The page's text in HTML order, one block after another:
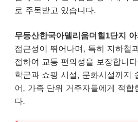
로 주목받고 있습니다.
무등산한국아델리움더힐1단지
접근성이 뛰어나며, 특히 지하철
접하여 교통 편의성을 보장합니
학군과 쇼핑 시설, 문화시설까지
어, 가족 단위 거주자들에게 적합
다.